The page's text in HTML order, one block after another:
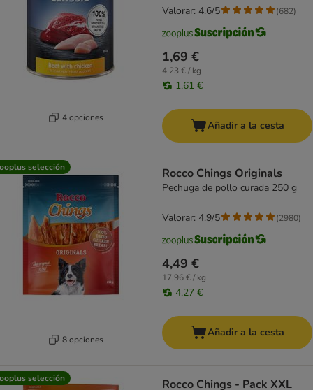
4 opciones
1,69 €
4,23 € / kg
1,61 €
Valorar: 4.6/5 (682)
Añadir a la cesta
selección
8 opciones
Rocco Chings Originals
Pechuga de pollo curada 250 g
4,49 €
17,96 € / kg
4,27 €
Valorar: 4.9/5 (2980)
Añadir a la cesta
selección Rocco Chings - Pack XXL